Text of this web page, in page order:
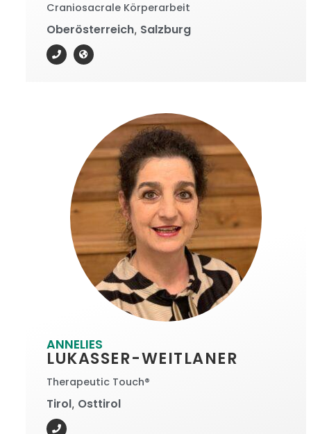
Craniosacrale Körperarbeit
Oberösterreich, Salzburg
ANNELIES
LUKASSER-WEITLANER
Therapeutic Touch®
Tirol, Osttirol